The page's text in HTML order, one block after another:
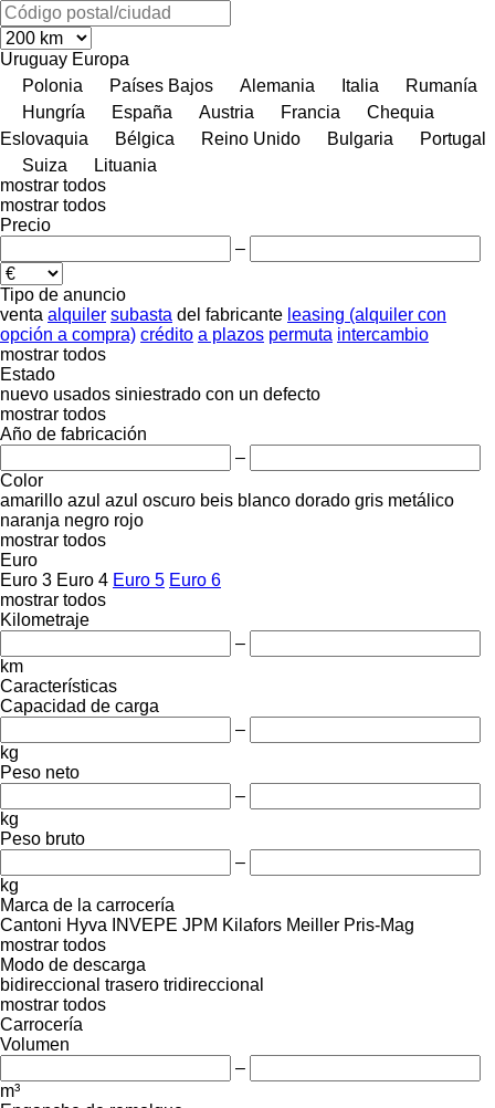
Uruguay Europa
Polonia
Países Bajos Alemania Italia
Rumanía
Hungría
España Austria Francia
Chequia
Eslovaquia
Bélgica Reino Unido Bulgaria
Portugal
Suiza
Lituania
mostrar todos
mostrar todos
Precio
–
Tipo de anuncio
venta alquiler subasta del fabricante leasing (alquiler con
opción a compra) crédito a plazos permuta intercambio
mostrar todos
Estado
nuevo usados siniestrado con un defecto
mostrar todos
Año de fabricación
–
Color
amarillo azul azul oscuro beis blanco dorado gris metálico
naranja negro rojo
mostrar todos
Euro
Euro 3 Euro 4 Euro 5 Euro 6
mostrar todos
Kilometraje
–
km
Características
Capacidad de carga
–
kg
Peso neto
–
kg
Peso bruto
–
kg
Marca de la carrocería
Cantoni Hyva INVEPE JPM Kilafors Meiller Pris-Mag
mostrar todos
Modo de descarga
bidireccional trasero tridireccional
mostrar todos
Carrocería
Volumen
–
m³